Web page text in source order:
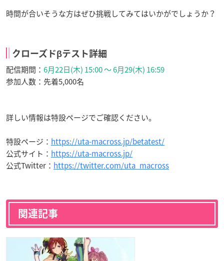
時間が合いそうな方はぜひ挑戦してみてはいかがでしょうか？
クローズドβテスト詳細
配信期間： 6月22日(木) 15:00 〜 6月29(木) 16:59
参加人数：先着5,000名
詳しい情報は特設ページでご確認ください。
特設ページ： https://uta-macross.jp/betatest/
公式サイト： https://uta-macross.jp/
公式Twitter： https://twitter.com/uta_macross
関連記事